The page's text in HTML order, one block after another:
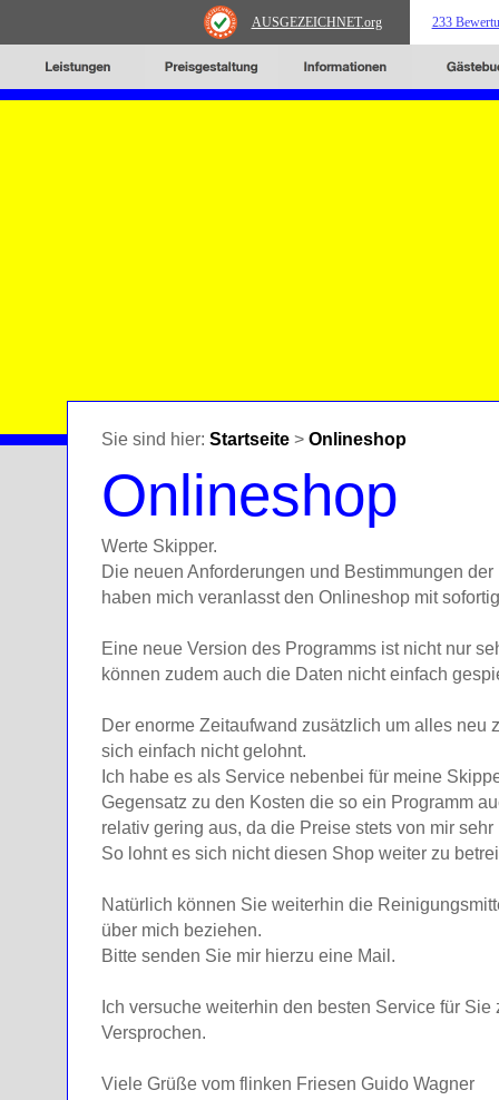
AUSGEZEICHNET.org 233
Sie sind hier: Startseite > Onlineshop
Onlineshop
Werte Skipper.
Die neuen Anforderungen und Bestimmungen
haben mich veranlasst den Onlineshop mit
Eine neue Version des Programms ist nicht nur
können zudem auch die Daten nicht einfach
Der enorme Zeitaufwand zusätzlich um alles neu
sich einfach nicht gelohnt.
Ich habe es als Service nebenbei für meine
Gegensatz zu den Kosten die so ein Programm
relativ gering aus, da die Preise stets von mir
So lohnt es sich nicht diesen Shop weiter zu
Natürlich können Sie weiterhin die
über mich beziehen.
Bitte senden Sie mir hierzu eine Mail.
Ich versuche weiterhin den besten Service für Sie
Versprochen.
Viele Grüße vom flinken Friesen Guido Wagner